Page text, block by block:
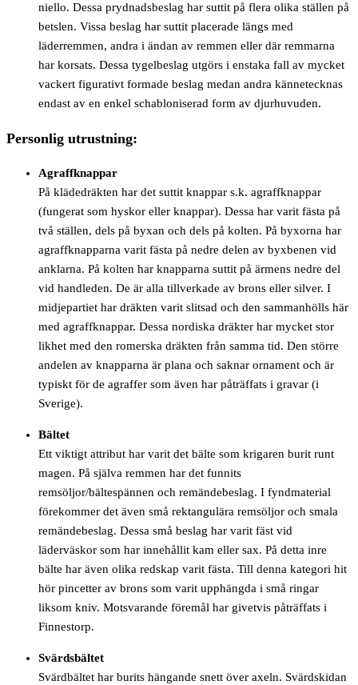
niello. Dessa prydnadsbeslag har suttit på flera olika ställen på
betslen. Vissa beslag har suttit placerade längs med
läderremmen, andra i ändan av remmen eller där remmarna
har korsats. Dessa tygelbeslag utgörs i enstaka fall av mycket
vackert figurativt formade beslag medan andra kännetecknas
endast av en enkel schabloniserad form av djurhuvuden.
Personlig utrustning:
Agraffknappar
På klädedräkten har det suttit knappar s.k. agraffknappar
(fungerat som hyskor eller knappar). Dessa har varit fästa på
två ställen, dels på byxan och dels på kolten. På byxorna har
agraffknapparna varit fästa på nedre delen av byxbenen vid
anklarna. På kolten har knapparna suttit på ärmens nedre del
vid handleden. De är alla tillverkade av brons eller silver. I
midjepartiet har dräkten varit slitsad och den sammanhölls här
med agraffknappar. Dessa nordiska dräkter har mycket stor
likhet med den romerska dräkten från samma tid. Den större
andelen av knapparna är plana och saknar ornament och är
typiskt för de agraffer som även har påträffats i gravar (i
Sverige).
Bältet
Ett viktigt attribut har varit det bälte som krigaren burit runt
magen. På själva remmen har det funnits
remsöljor/bältespännen och remändebeslag. I fyndmaterial
förekommer det även små rektangulära remsöljor och smala
remändebeslag. Dessa små beslag har varit fäst vid
läderväskor som har innehållit kam eller sax. På detta inre
bälte har även olika redskap varit fästa. Till denna kategori hit
hör pincetter av brons som varit upphängda i små ringar
liksom kniv. Motsvarande föremål har givetvis påträffats i
Finnestorp.
Svärdsbältet
Svärdbältet har burits hängande snett över axeln. Svärdskidan